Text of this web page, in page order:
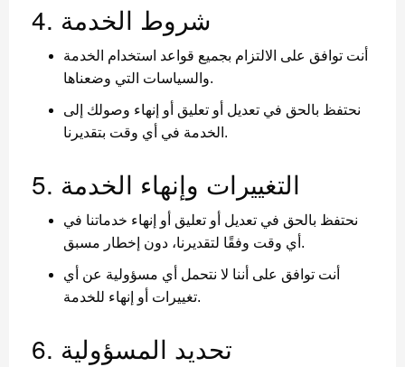
4. شروط الخدمة
أنت توافق على الالتزام بجميع قواعد استخدام الخدمة
والسياسات التي وضعناها.
نحتفظ بالحق في تعديل أو تعليق أو إنهاء وصولك إلى
الخدمة في أي وقت بتقديرنا.
5. التغييرات وإنهاء الخدمة
نحتفظ بالحق في تعديل أو تعليق أو إنهاء خدماتنا في
أي وقت وفقًا لتقديرنا، دون إخطار مسبق.
أنت توافق على أننا لا نتحمل أي مسؤولية عن أي
تغييرات أو إنهاء للخدمة.
6. تحديد المسؤولية